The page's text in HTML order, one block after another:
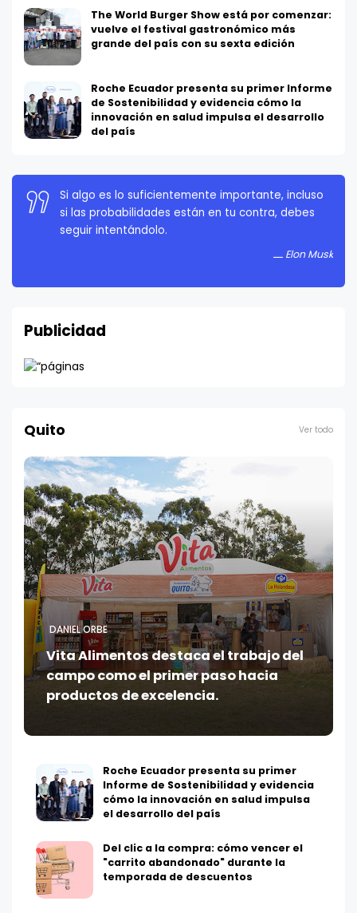
The World Burger Show está por comenzar:
vuelve el festival gastronómico más
grande del país con su sexta edición
Roche Ecuador presenta su primer Informe
de Sostenibilidad y evidencia cómo la
innovación en salud impulsa el desarrollo
del país
La persistencia es muy importante. No debes
rendirte a menos que estés obligado a rendirte.
Publicidad
Quito Ver todo
DANIEL ORBE
Vita Alimentos destaca el trabajo del
campo como el primer paso hacia
productos de excelencia.
Roche Ecuador presenta su primer
Informe de Sostenibilidad y evidencia
cómo la innovación en salud impulsa
el desarrollo del país
Del clic a la compra: cómo vencer el
"carrito abandonado" durante la
temporada de descuentos